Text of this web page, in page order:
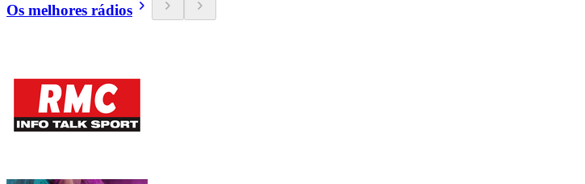
Os melhores rádios